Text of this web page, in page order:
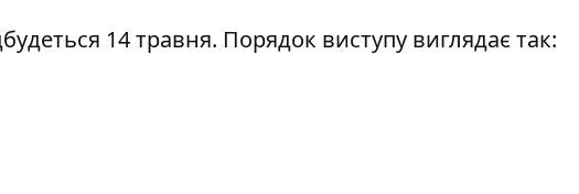
14 травня. Порядок виступу виглядає так: